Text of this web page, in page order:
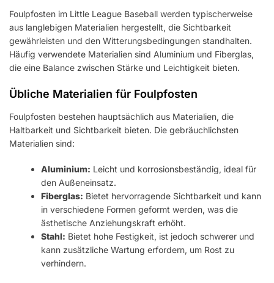
Foulpfosten im Little League Baseball werden typischerweise
aus langlebigen Materialien hergestellt, die Sichtbarkeit
gewährleisten und den Witterungsbedingungen standhalten.
Häufig verwendete Materialien sind Aluminium und Fiberglas,
die eine Balance zwischen Stärke und Leichtigkeit bieten.
Übliche Materialien für Foulpfosten
Foulpfosten bestehen hauptsächlich aus Materialien, die
Haltbarkeit und Sichtbarkeit bieten. Die gebräuchlichsten
Materialien sind:
Aluminium: Leicht und korrosionsbeständig, ideal für
den Außeneinsatz.
Fiberglas: Bietet hervorragende Sichtbarkeit und kann
in verschiedene Formen geformt werden, was die
ästhetische Anziehungskraft erhöht.
Stahl: Bietet hohe Festigkeit, ist jedoch schwerer und
kann zusätzliche Wartung erfordern, um Rost zu
verhindern.